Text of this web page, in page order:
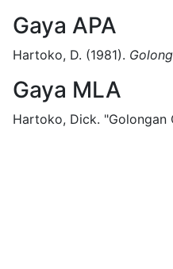
Gaya APA
Hartoko, D. (1981).
Gaya MLA
Hartoko, Dick. "Golongan